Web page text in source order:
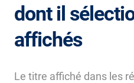
dont il
affichés
Le titre affiché dans les